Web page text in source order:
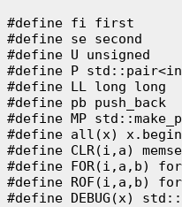
#define fi first
#define se second
#define U unsigned
#define P
#define LL long long
#define pb push_back
#define MP
#define all(x)
#define CLR(i,a)
#define FOR(i,a,b)
#define ROF(i,a,b)
#define DEBUG(x)